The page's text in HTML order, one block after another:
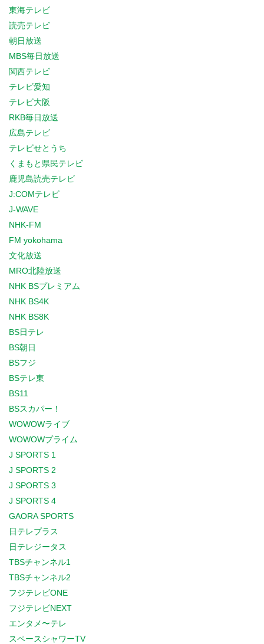
東海テレビ
読売テレビ
朝日放送
MBS毎日放送
関西テレビ
テレビ愛知
テレビ大阪
RKB毎日放送
広島テレビ
テレビせとうち
くまもと県民テレビ
鹿児島読売テレビ
J:COMテレビ
J-WAVE
NHK-FM
FM yokohama
文化放送
MRO北陸放送
NHK BSプレミアム
NHK BS4K
NHK BS8K
BS日テレ
BS朝日
BSフジ
BSテレ東
BS11
BSスカパー！
WOWOWライブ
WOWOWプライム
J SPORTS 1
J SPORTS 2
J SPORTS 3
J SPORTS 4
GAORA SPORTS
日テレプラス
日テレジータス
TBSチャンネル1
TBSチャンネル2
フジテレビONE
フジテレビNEXT
エンタメ〜テレ
スペースシャワーTV